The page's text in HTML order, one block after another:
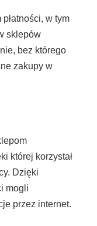
płatności, w tym
sklepów
bez którego
zakupy w
której korzystał
Dzięki
mogli
przez internet.